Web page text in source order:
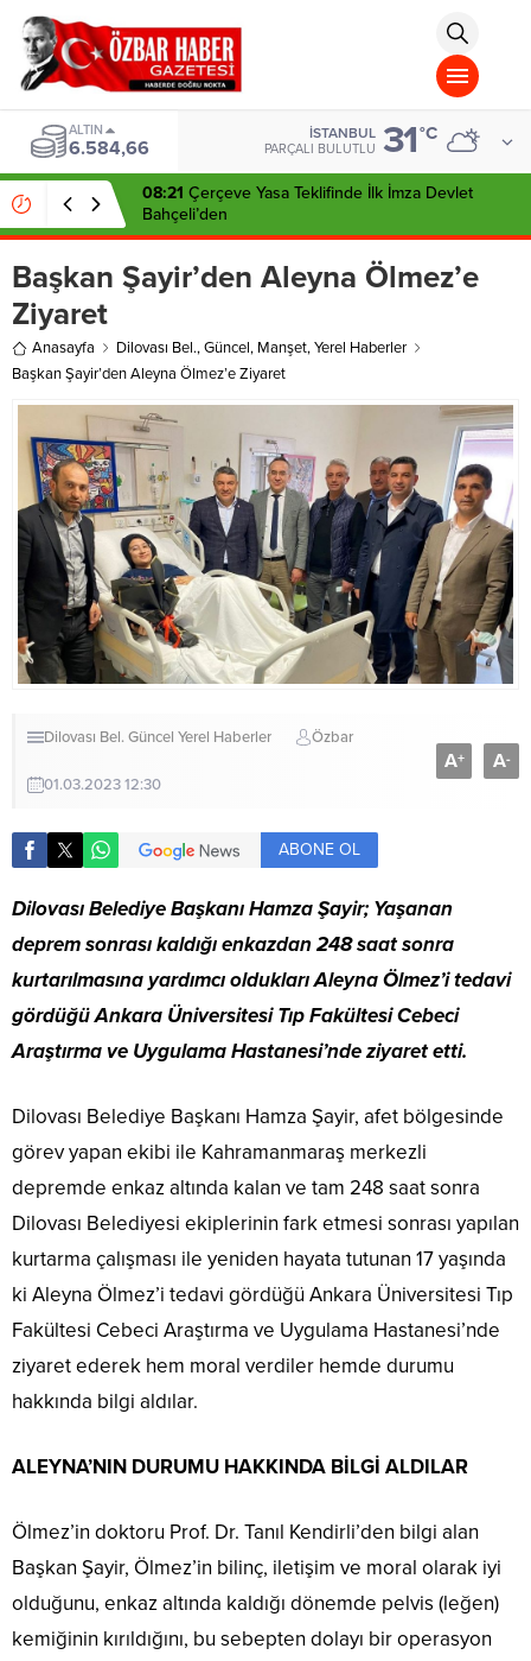
islami
chat
omegla
türk
sohbet
cinsel
sohbet
dini
chat
ALTIN
6.584,66
İSTANBUL
PARÇALI BULUTLU 31°C
08:21 Çerçeve Yasa Teklifinde İlk İmza Devlet
Bahçeli’den
Başkan Şayir’den Aleyna Ölmez’e
Ziyaret
Anasayfa Dilovası Bel.,Güncel, Manşet,Yerel Haberler
Başkan Şayir’den Aleyna Ölmez’e Ziyaret
Dilovası Bel. Güncel Yerel Haberler Özbar
01.03.2023 12:30
A+ A-
ABONE OL
Dilovası Belediye Başkanı Hamza Şayir; Yaşanan
deprem sonrası kaldığı enkazdan 248 saat sonra
kurtarılmasına yardımcı oldukları Aleyna Ölmez’i tedavi
gördüğü Ankara Üniversitesi Tıp Fakültesi Cebeci
Araştırma ve Uygulama Hastanesi’nde ziyaret etti.
Dilovası Belediye Başkanı Hamza Şayir, afet bölgesinde
görev yapan ekibi ile Kahramanmaraş merkezli
depremde enkaz altında kalan ve tam 248 saat sonra
Dilovası Belediyesi ekiplerinin fark etmesi sonrası yapılan
kurtarma çalışması ile yeniden hayata tutunan 17 yaşında
ki Aleyna Ölmez’i tedavi gördüğü Ankara Üniversitesi Tıp
Fakültesi Cebeci Araştırma ve Uygulama Hastanesi’nde
ziyaret ederek hem moral verdiler hemde durumu
hakkında bilgi aldılar.
ALEYNA’NIN DURUMU HAKKINDA BİLGİ ALDILAR
Ölmez’in doktoru Prof. Dr. Tanıl Kendirli’den bilgi alan
Başkan Şayir, Ölmez’in bilinç, iletişim ve moral olarak iyi
olduğunu, enkaz altında kaldığı dönemde pelvis (leğen)
kemiğinin kırıldığını, bu sebepten dolayı bir operasyon